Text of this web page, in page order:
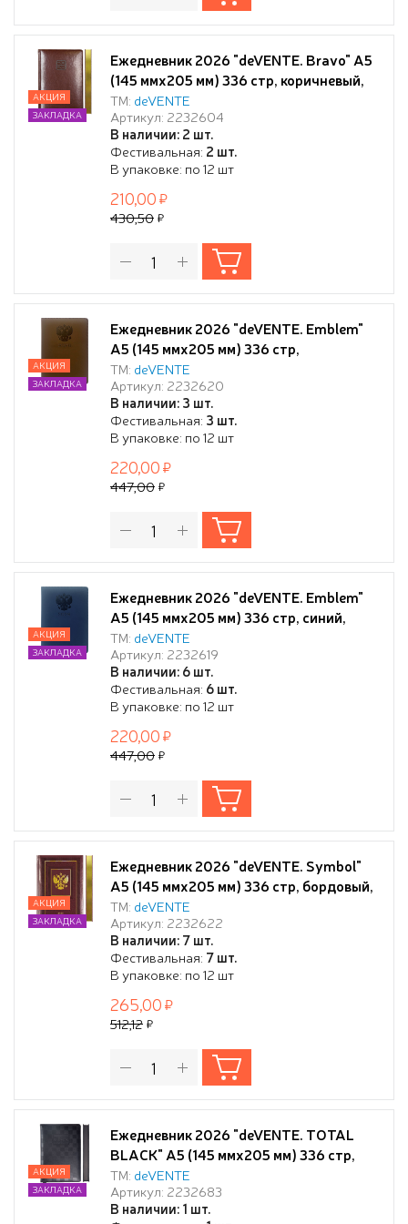
Ежедневник 2026 "deVENTE. Bravo" A5
(145 ммx205 мм) 336 стр, коричневый,
белая бумага 70 г/м² с золотым срезом,
печать в 2 краски, твердая обложка из
искусственной кожи с поролоном,
отстрочка, термо тиснение,
перфорация, закругленные уголки, 2
ляссе,
ТМ: deVENTE
Артикул: 2232604
В наличии: 2 шт.
Фестивальная: 2 шт.
В упаковке: по 12 шт
АКЦИЯ
ЗАКЛАДКА
210,00
430,50
Ежедневник 2026 "deVENTE. Emblem"
A5 (145 ммx205 мм) 336 стр,
коричневый, кремовая бумага 70 г/м²,
печать в 2 краски, твердая обложка из
искусственной кожи с поролоном,
отстрочка, термо тиснение,
перфорация, закругленные уголки, 2
ляссе, в термоусадо
ТМ: deVENTE
Артикул: 2232620
В наличии: 3 шт.
Фестивальная: 3 шт.
В упаковке: по 12 шт
АКЦИЯ
ЗАКЛАДКА
220,00
447,00
Ежедневник 2026 "deVENTE. Emblem"
A5 (145 ммx205 мм) 336 стр, синий,
кремовая бумага 70 г/м², печать в 2
краски, твердая обложка из
искусственной кожи с поролоном,
отстрочка, термо тиснение,
перфорация, закругленные уголки, 2
ляссе, в термоусадочной
ТМ: deVENTE
Артикул: 2232619
В наличии: 6 шт.
Фестивальная: 6 шт.
В упаковке: по 12 шт
АКЦИЯ
ЗАКЛАДКА
220,00
447,00
Ежедневник 2026 "deVENTE. Symbol"
A5 (145 ммx205 мм) 336 стр, бордовый,
кремовая бумага 70 г/м² с золотым
срезом, печать в 2 краски, твердая
обложка из искусственной кожи с
поролоном, термо тиснение, тиснение
фольгой, французский корешок,
перфорация,
ТМ: deVENTE
Артикул: 2232622
В наличии: 7 шт.
Фестивальная: 7 шт.
В упаковке: по 12 шт
АКЦИЯ
ЗАКЛАДКА
265,00
512,12
Ежедневник 2026 "deVENTE. TOTAL
BLACK" A5 (145 ммx205 мм) 336 стр,
черный паттерн в клетку, белая бумага
70 г/м² с черным срезом, печать в 2
краски, твердая обложка из
ТМ: deVENTE
Артикул: 2232683
В наличии: 1 шт.
АКЦИЯ
ЗАКЛАДКА